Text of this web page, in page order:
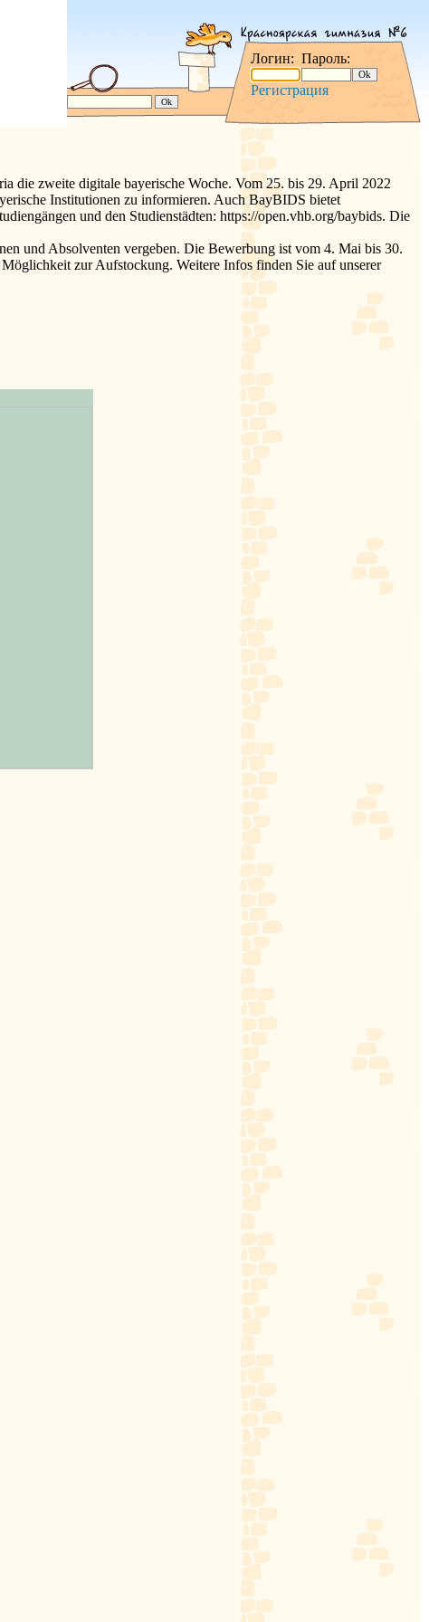
Логин: Пароль:
Регистрация
die zweite digitale bayerische Woche. Vom 25. bis 29. April 2022
Institutionen zu informieren. Auch BayBIDS bietet
und den Studienstädten: https://open.vhb.org/baybids. Die
und Absolventen vergeben. Die Bewerbung ist vom 4. Mai bis 30.
zur Aufstockung. Weitere Infos finden Sie auf unserer